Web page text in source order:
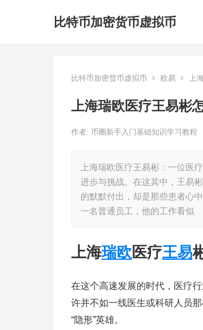
比特币加密货币虚拟币
比特币加密货币虚拟币 欧易 上
上海瑞欧医疗王易彬
作者: 币圈新手入门基础知识学习教程
上海瑞欧医疗王易彬：一位医
进步与挑战。在这其中，王易
的默默付出，却是那些患者心
一名普通员工，他的工作看似
上海瑞欧医疗王易
在这个高速发展的时代，医疗
许并不如一线医生或科研人员
“隐形”英雄。